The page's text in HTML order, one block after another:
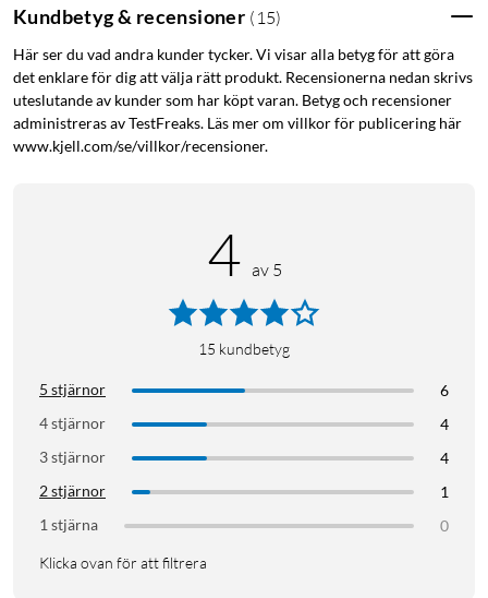
Kundbetyg & recensioner ( 15)
Här ser du vad andra kunder tycker. Vi visar alla betyg för att göra
det enklare för dig att välja rätt produkt. Recensionerna nedan skrivs
uteslutande av kunder som har köpt varan. Betyg och recensioner
administreras av TestFreaks. Läs mer om villkor för publicering här
www.kjell.com/se/villkor/recensioner.
4 av 5
15 kundbetyg
5 stjärnor
6
4 stjärnor
4
3 stjärnor
4
2 stjärnor
1
1 stjärna
0
Klicka ovan för att filtrera